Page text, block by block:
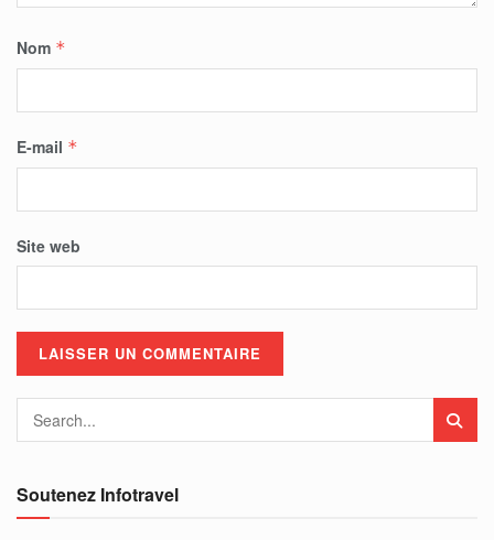
Nom *
E-mail *
Site web
Soutenez Infotravel